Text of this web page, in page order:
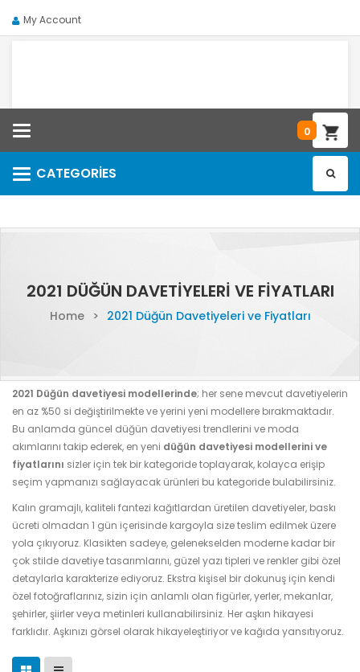
My Account
0
CATEGORIES
Categories
2021 DÜĞÜN DAVETIYELERI VE FIYATLARI
Home > 2021 Düğün Davetiyeleri ve Fiyatları
2021 Düğün davetiyesi modellerinde; her sene mevcut davetiyelerin
en az %50 si değiştirilmekte ve yerini yeni modellere bırakmaktadır.
Bu anlamda güncel düğün davetiyesi trendlerini ve moda
akımlarını takip ederek, en yeni düğün davetiyesi modellerini ve
fiyatlarını sizler için tek bir kategoride toplayarak, kolayca erişip
seçim yapmanızı sağlayacak ürünleri bu kategoride bulabilirsiniz.
Kalın gramajlı, kaliteli fantezi kağıtlardan üretilen davetiyeler, baskı
ücreti olmadan 1 gün içerisinde kargoyla size teslim edilmek üzere
yola çıkıyoruz. Klasikten sadeye, gelenekselden moderne kadar bir
çok stilde davetiye tasarımlarını, güzel yazı tipleri ve renkler gibi özel
detaylarla karakterize ediyoruz. Ekstra kişisel bir dokunuş için kendi
özel fotoğraflarınız, sizin için anlamlı olan figürler, yerler, mekanlar,
şehirler, şiirler veya metinleri kullanabilirsiniz. Her aşkın hikayesi
farklıdır. Aşkınızı görsel olarak hikayeleştiriyor ve kağıda yansıtıyoruz.